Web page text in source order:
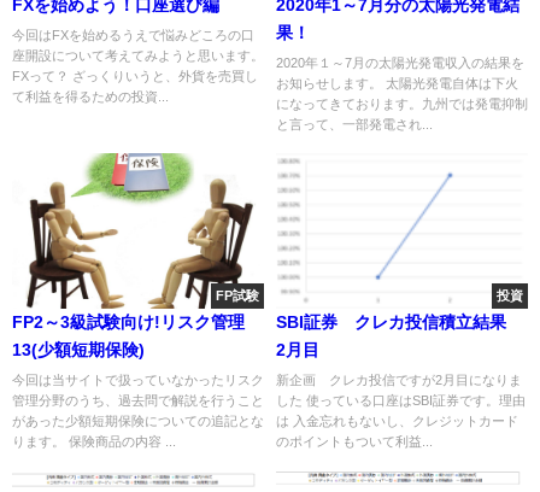
FXを始めよう！口座選び編
今回はFXを始めるうえで悩みどころの口
座開設について考えてみようと思います。
FXって？ ざっくりいうと、外貨を売買し
て利益を得るための投資...
2020年1～7月分の太陽光発電結
果！
2020年１～7月の太陽光発電収入の結果を
お知らせします。 太陽光発電自体は下火
になってきております。九州では発電抑制
と言って、一部発電され...
FP試験
FP2～3級試験向け!リスク管理
13(少額短期保険)
今回は当サイトで扱っていなかったリスク
管理分野のうち、過去問で解説を行うこと
があった少額短期保険についての追記とな
ります。 保険商品の内容 ...
投資
SBI証券 クレカ投信積立結果
2月目
新企画 クレカ投信ですが2月目になりま
した 使っている口座はSBI証券です。理由
は 入金忘れもないし、クレジットカード
のポイントもついて利益...